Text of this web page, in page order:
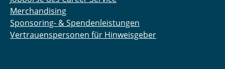
Merchandising
Sponsoring- & Spendenleistungen
Vertrauenspersonen für Hinweisgeber